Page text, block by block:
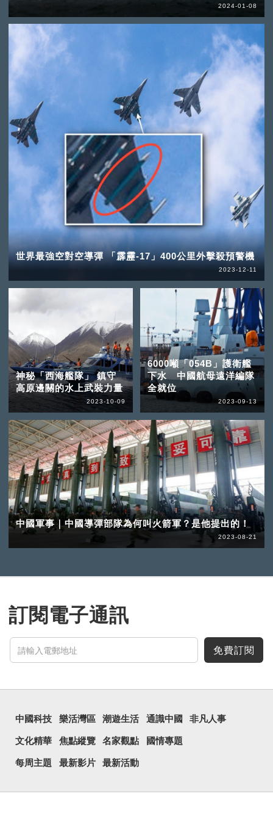
2024-01-08
世界最強空對空導彈 「霹靂-17」400公里外擊殺預警機
2023-12-11
神秘「西海艦隊」 鎮守
高原邊關的水上武裝力量
2023-10-09
6000噸「054B」護衛艦
下水 中國航母遠洋編隊
全就位
2023-09-13
中國軍事｜中國導彈部隊為何叫火箭軍？是他提出的！
2023-08-21
訂閱電子通訊
免費訂閱
中國科技 樂活灣區 潮遊生活 通識中國 非凡人事
文化精華 焦點縱覽 名家觀點 國情專題
每周主題 最新影片 最新活動